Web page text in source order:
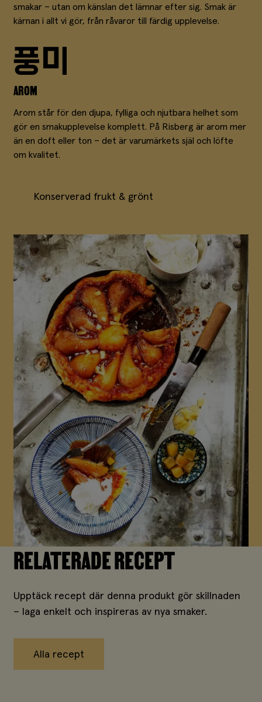
smakar – utan om känslan det lämnar efter sig. Smak är
kärnan i allt vi gör, från råvaror till färdig upplevelse.
AROM
Arom står för den djupa, fylliga och njutbara helhet som
gör en smakupplevelse komplett. På Risberg är arom mer
än en doft eller ton – det är varumärkets själ och löfte
om kvalitet.
Konserverad frukt & grönt
RELATERADE RECEPT
Upptäck recept där denna produkt gör skillnaden
– laga enkelt och inspireras av nya smaker.
Alla recept